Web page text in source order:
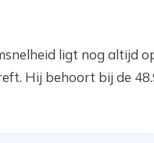
ligt nog altijd
Hij behoort bij de